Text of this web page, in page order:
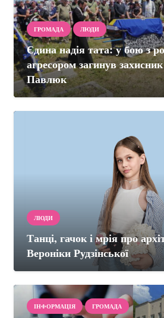
ГРОМАДА ЛЮДИ
Єдина надія тата: у бою з
агресором загинув
Павлюк
ЛЮДИ
Танці, гачок і мрія про
Вероніки Рудзінської
ІНФОРМАЦІЯ ГРОМАДА